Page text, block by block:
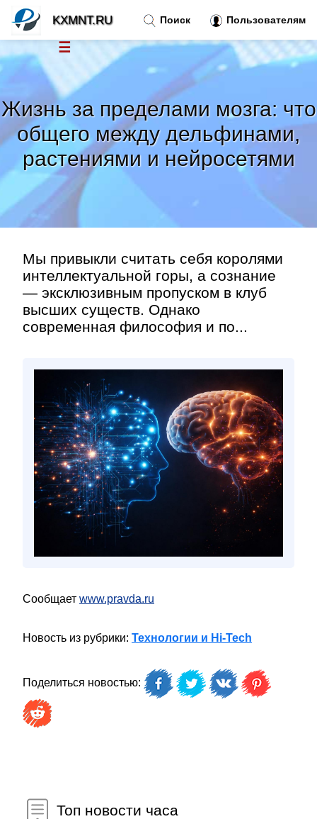
Жизнь за пределами мозга: что
общего между дельфинами,
растениями и нейросетями
Мы привыкли считать себя королями
интеллектуальной горы, а сознание
— эксклюзивным пропуском в клуб
высших существ. Однако
современная философия и по...
Сообщает www.pravda.ru
Новость из рубрики: Технологии и Hi-Tech
Поделиться новостью:
Топ новости часа
Поиск Пользователям
KXMNT.RU
☰
Новости
Тренды новостей»
Рубрики»
Правила »